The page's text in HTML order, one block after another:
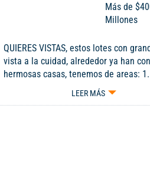
Más de
Millones
QUIERES VISTAS, estos lotes con
vista a la cuidad, alrededor ya han
hermosas casas, tenemos de areas:
1.363,72 2. area 2.343,52 3. area
metro a $1.200.000
LEER MÁS